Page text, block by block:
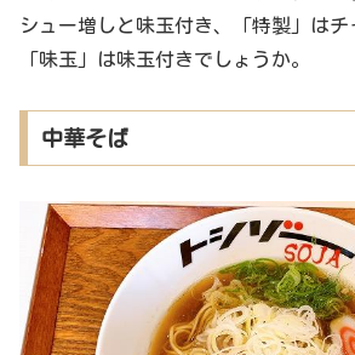
シュー増しと味玉付き、「特製」はチ
「味玉」は味玉付きでしょうか。
中華そば